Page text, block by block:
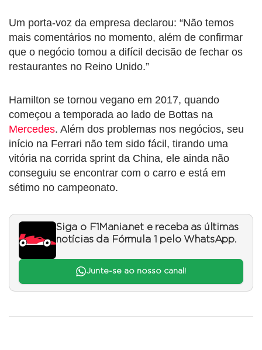
Um porta-voz da empresa declarou: “Não temos
mais comentários no momento, além de confirmar
que o negócio tomou a difícil decisão de fechar os
restaurantes no Reino Unido.”
Hamilton se tornou vegano em 2017, quando
começou a temporada ao lado de Bottas na
Mercedes. Além dos problemas nos negócios, seu
início na Ferrari não tem sido fácil, tirando uma
vitória na corrida sprint da China, ele ainda não
conseguiu se encontrar com o carro e está em
sétimo no campeonato.
Siga o F1Mania.net e receba as últimas
notícias da Fórmula 1 pelo WhatsApp.
Junte-se ao nosso canal!